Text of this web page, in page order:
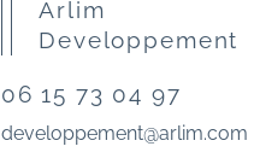
Arlim
Developpement
06 15 73 04 97
developpement@arlim.com